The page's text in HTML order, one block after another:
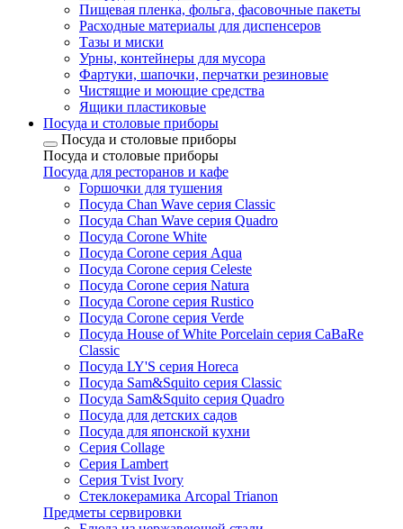
Пищевая пленка, фольга, фасовочные пакеты
Расходные материалы для диспенсеров
Тазы и миски
Урны, контейнеры для мусора
Фартуки, шапочки, перчатки резиновые
Чистящие и моющие средства
Ящики пластиковые
Посуда и столовые приборы
Посуда и столовые приборы
Посуда и столовые приборы
Посуда для ресторанов и кафе
Горшочки для тушения
Посуда Chan Wave серия Classic
Посуда Chan Wave серия Quadro
Посуда Corone White
Посуда Corone серия Aqua
Посуда Corone серия Celeste
Посуда Corone серия Natura
Посуда Corone серия Rustico
Посуда Corone серия Verde
Посуда House of White Porcelain серия CaBaRe
Classic
Посуда LY'S серия Horeca
Посуда Sam&Squito серия Classic
Посуда Sam&Squito серия Quadro
Посуда для детских садов
Посуда для японской кухни
Серия Collage
Серия Lambert
Серия Tvist Ivory
Стеклокерамика Arcopal Trianon
Предметы сервировки